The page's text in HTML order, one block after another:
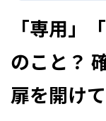
投資信託クリニ
インデックス投
よくあるご質問
「専用」
のこと？
扉を開け